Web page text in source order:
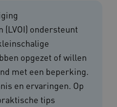
(LVOI) ondersteunt
opgezet of willen
met een beperking.
en ervaringen. Op
tips